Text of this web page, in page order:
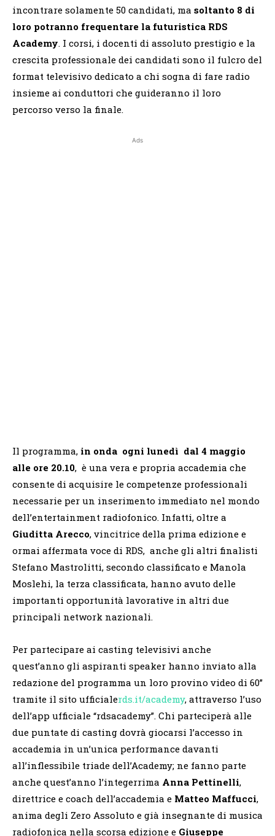
incontrare solamente 50 candidati, ma soltanto 8 di
loro potranno frequentare la futuristica RDS
Academy. I corsi, i docenti di assoluto prestigio e la
crescita professionale dei candidati sono il fulcro del
format televisivo dedicato a chi sogna di fare radio
insieme ai conduttori che guideranno il loro
percorso verso la finale.
Ads
Il programma, in onda ogni lunedì dal 4 maggio
alle ore 20.10, è una vera e propria accademia che
consente di acquisire le competenze professionali
necessarie per un inserimento immediato nel mondo
dell’entertainment radiofonico. Infatti, oltre a
Giuditta Arecco, vincitrice della prima edizione e
ormai affermata voce di RDS, anche gli altri finalisti
Stefano Mastrolitti, secondo classificato e Manola
Moslehi, la terza classificata, hanno avuto delle
importanti opportunità lavorative in altri due
principali network nazionali.
Per partecipare ai casting televisivi anche
quest’anno gli aspiranti speaker hanno inviato alla
redazione del programma un loro provino video di 60”
tramite il sito ufficialerds.it/academy, attraverso l’uso
dell’app ufficiale “rdsacademy”. Chi parteciperà alle
due puntate di casting dovrà giocarsi l’accesso in
accademia in un’unica performance davanti
all’inflessibile triade dell’Academy; ne fanno parte
anche quest’anno l’integerrima Anna Pettinelli,
direttrice e coach dell’accademia e Matteo Maffucci,
anima degli Zero Assoluto e già insegnante di musica
radiofonica nella scorsa edizione e Giuseppe